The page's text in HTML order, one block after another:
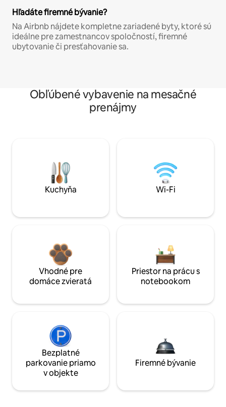
Hľadáte firemné bývanie?
Na Airbnb nájdete kompletne zariadené byty, ktoré sú
ideálne pre zamestnancov spoločností, firemné
ubytovanie či presťahovanie sa.
Obľúbené vybavenie na mesačné
prenájmy
Kuchyňa Wi-Fi
Vhodné pre
domáce zvieratá
Priestor na prácu s
notebookom
Bezplatné
parkovanie priamo
v objekte
Firemné bývanie